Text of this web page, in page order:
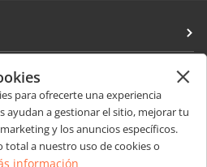
para ofrecerte una experiencia
ayudan a gestionar el sitio, mejorar tu
y los anuncios específicos.
a nuestro uso de cookies o
información